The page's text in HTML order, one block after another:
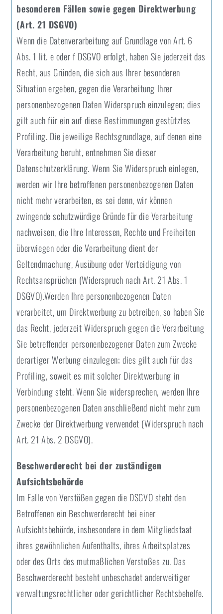
besonderen Fällen sowie gegen Direktwerbung
(Art. 21 DSGVO)
Wenn die Datenverarbeitung auf Grundlage von Art. 6
Abs. 1 lit. e oder f DSGVO erfolgt, haben Sie jederzeit das
Recht, aus Gründen, die sich aus Ihrer besonderen
Situation ergeben, gegen die Verarbeitung Ihrer
personenbezogenen Daten Widerspruch einzulegen; dies
gilt auch für ein auf diese Bestimmungen gestütztes
Profiling. Die jeweilige Rechtsgrundlage, auf denen eine
Verarbeitung beruht, entnehmen Sie dieser
Datenschutzerklärung. Wenn Sie Widerspruch einlegen,
werden wir Ihre betroffenen personenbezogenen Daten
nicht mehr verarbeiten, es sei denn, wir können
zwingende schutzwürdige Gründe für die Verarbeitung
nachweisen, die Ihre Interessen, Rechte und Freiheiten
überwiegen oder die Verarbeitung dient der
Geltendmachung, Ausübung oder Verteidigung von
Rechtsansprüchen (Widerspruch nach Art. 21 Abs. 1
DSGVO).Werden Ihre personenbezogenen Daten
verarbeitet, um Direktwerbung zu betreiben, so haben Sie
das Recht, jederzeit Widerspruch gegen die Verarbeitung
Sie betreffender personenbezogener Daten zum Zwecke
derartiger Werbung einzulegen; dies gilt auch für das
Profiling, soweit es mit solcher Direktwerbung in
Verbindung steht. Wenn Sie widersprechen, werden Ihre
personenbezogenen Daten anschließend nicht mehr zum
Zwecke der Direktwerbung verwendet (Widerspruch nach
Art. 21 Abs. 2 DSGVO).
Beschwerderecht bei der zuständigen
Aufsichtsbehörde
Im Falle von Verstößen gegen die DSGVO steht den
Betroffenen ein Beschwerderecht bei einer
Aufsichtsbehörde, insbesondere in dem Mitgliedstaat
ihres gewöhnlichen Aufenthalts, ihres Arbeitsplatzes
oder des Orts des mutmaßlichen Verstoßes zu. Das
Beschwerderecht besteht unbeschadet anderweitiger
verwaltungsrechtlicher oder gerichtlicher Rechtsbehelfe.